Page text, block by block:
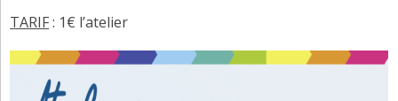
TARIF: 1€ l’atelier